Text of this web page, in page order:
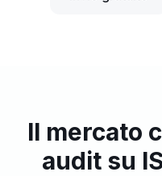
Il mercato
audit su